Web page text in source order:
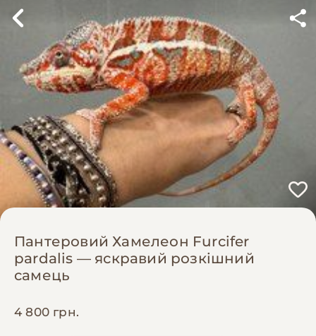
Пантеровий Хамелеон Furcifer
pardalis — яскравий розкішний
самець
4 800 грн.